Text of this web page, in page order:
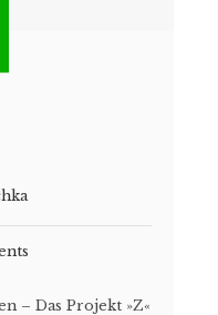
– Das Projekt »Z«